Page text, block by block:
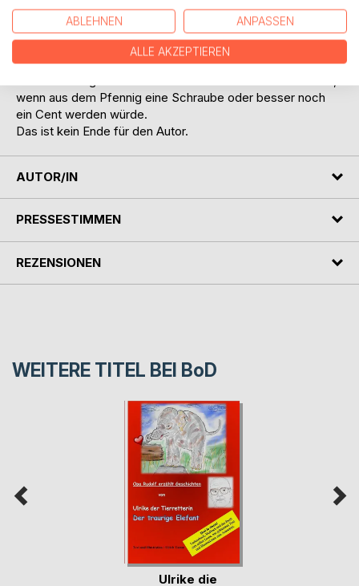
traurig und dann depressiv. Selbstmordgedanken flammen
immer wieder in Ihm auf. Aber wie? Und dann kommt noch
das Beste, der gehasste Euro.
Jetzt, jetzt aber wirklich geht es mit den DM-Münzen und
wenn aus dem Pfennig eine Schraube oder besser noch
ein Cent werden würde.
Das ist kein Ende für den Autor.
AUTOR/IN
PRESSESTIMMEN
REZENSIONEN
WEITERE TITEL BEI BoD
Ulrike die
ABLEHNEN ANPASSEN
ALLE AKZEPTIEREN